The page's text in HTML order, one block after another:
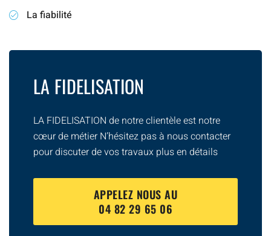
La fiabilité
LA FIDELISATION
LA FIDELISATION de notre clientèle est notre
cœur de métier N’hésitez pas à nous contacter
pour discuter de vos travaux plus en détails
APPELEZ NOUS AU
04 82 29 65 06